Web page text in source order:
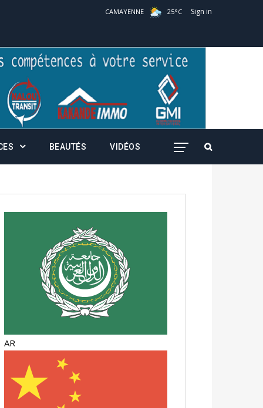
CAMAYENNE 25°C Sign in
BEAUTÉS VIDÉOS
AR